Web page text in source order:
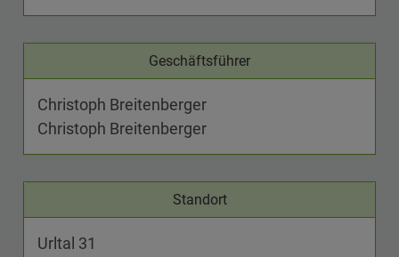
Geschäftsführer
Christoph Breitenberger
Christoph Breitenberger
Standort
Urltal 31